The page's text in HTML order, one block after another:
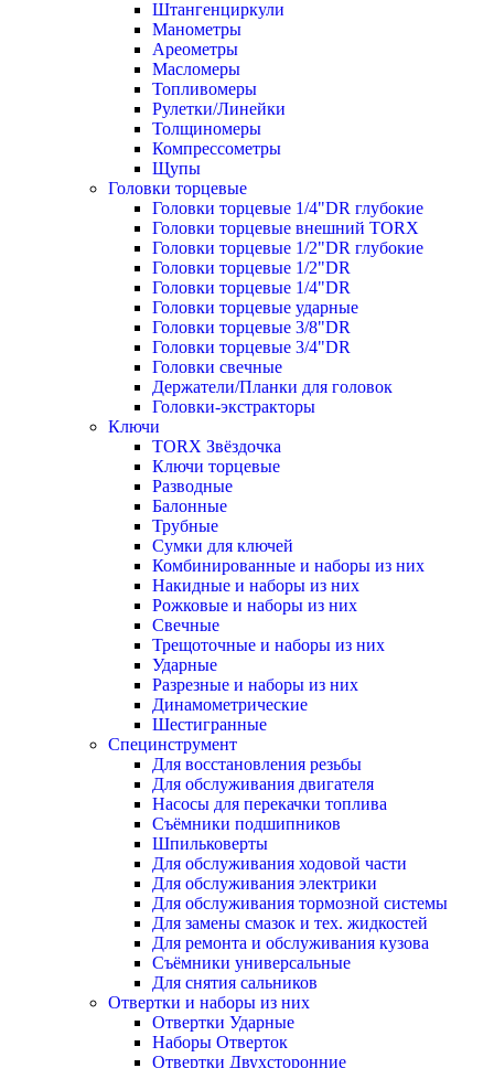
Штангенциркули
Манометры
Ареометры
Масломеры
Топливомеры
Рулетки/Линейки
Толщиномеры
Компрессометры
Щупы
Головки торцевые
Головки торцевые 1/4"DR глубокие
Головки торцевые внешний TORX
Головки торцевые 1/2"DR глубокие
Головки торцевые 1/2"DR
Головки торцевые 1/4"DR
Головки торцевые ударные
Головки торцевые 3/8"DR
Головки торцевые 3/4"DR
Головки свечные
Держатели/Планки для головок
Головки-экстракторы
Ключи
TORX Звёздочка
Ключи торцевые
Разводные
Балонные
Трубные
Сумки для ключей
Комбинированные и наборы из них
Накидные и наборы из них
Рожковые и наборы из них
Свечные
Трещоточные и наборы из них
Ударные
Разрезные и наборы из них
Динамометрические
Шестигранные
Специнструмент
Для восстановления резьбы
Для обслуживания двигателя
Насосы для перекачки топлива
Съёмники подшипников
Шпильковерты
Для обслуживания ходовой части
Для обслуживания электрики
Для обслуживания тормозной системы
Для замены смазок и тех. жидкостей
Для ремонта и обслуживания кузова
Съёмники универсальные
Для снятия сальников
Отвертки и наборы из них
Отвертки Ударные
Наборы Отверток
Отвертки Двухсторонние